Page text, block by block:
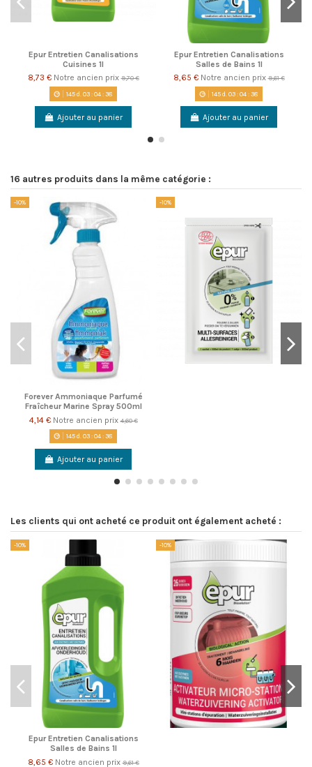
Epur Entretien Canalisations
Cuisines 1l
8,73 € Notre ancien prix9,70 €
145d. 03:04:38
Ajouter au panier
Epur Entretien Canalisations
Salles de Bains 1l
8,65 € Notre ancien prix9,61 €
145d. 03:04:38
Ajouter au panier
16 autres produits dans la même catégorie :
-10%
Forever Ammoniaque Parfumé
Fraîcheur Marine Spray 500ml
4,14 € Notre ancien prix4,60 €
145d. 03:04:38
Ajouter au panier
-10%
Les clients qui ont acheté ce produit ont également acheté :
-10%
Epur Entretien Canalisations
Salles de Bains 1l
8,65 € Notre ancien prix9,61 €
-10%